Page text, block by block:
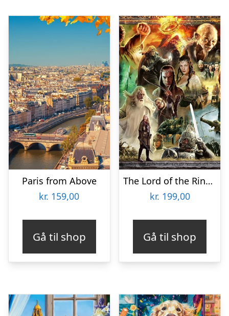
Paris from Above
kr. 159,00
Gå til shop
The Lord of the Rings – The Return of the King
kr. 199,00
Gå til shop